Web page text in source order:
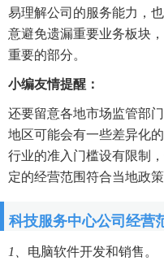
易理解公司的服务能力，
意避免遗漏重要业务板块
重要的部分。
小编友情提醒：
还要留意各地市场监管部
地区可能会有一些差异化
行业的准入门槛设有限制
定的经营范围符合当地政策
科技服务中心公司经营
1、 电脑软件开发和销售。